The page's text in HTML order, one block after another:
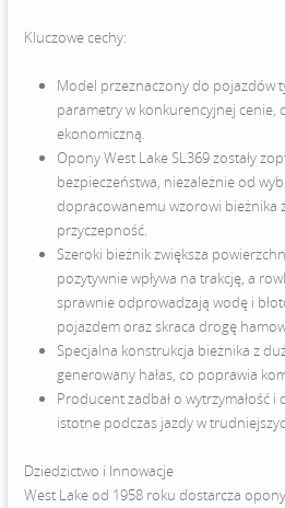
Kluczowe cechy:
Model przeznaczony do pojazdów
parametry w konkurencyjnej cenie,
ekonomiczną.
Opony West Lake SL369 zostały
bezpieczeństwa, niezależnie od
dopracowanemu wzorowi bieżnika
przyczepność.
Szeroki bieżnik zwiększa
pozytywnie wpływa na trakcję, a
sprawnie odprowadzają wodę i
pojazdem oraz skraca drogę
Specjalna konstrukcja bieżnika z
generowany hałas, co poprawia
Producent zadbał o wytrzymałość
istotne podczas jazdy w
Dziedzictwo i Innowacje
West Lake od 1958 roku dostarcza